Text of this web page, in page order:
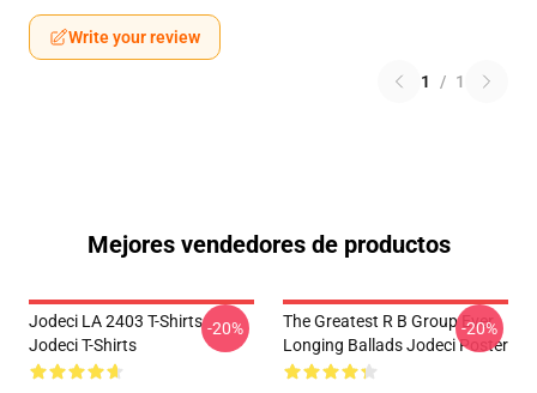
Write your review
1 / 1
Mejores vendedores de productos
Jodeci LA 2403 T-Shirts
Jodeci T-Shirts
-20%
The Greatest R B Group Ever
Longing Ballads Jodeci Poster
-20%